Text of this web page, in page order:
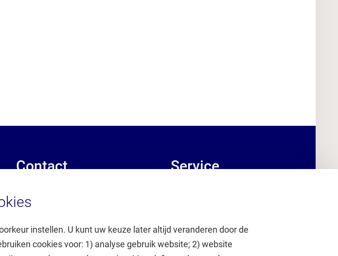
instellen. U kunt uw keuze later altijd veranderen door de
cookies voor: 1) analyse gebruik website; 2) website
Contact
Contact algemeen
Personenzoeker (inlog)
Voor de media
Service
Servicedesk IT
Serviceportaal VU (inlog)